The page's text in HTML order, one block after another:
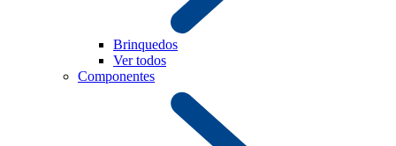
Brinquedos
Ver todos
Componentes